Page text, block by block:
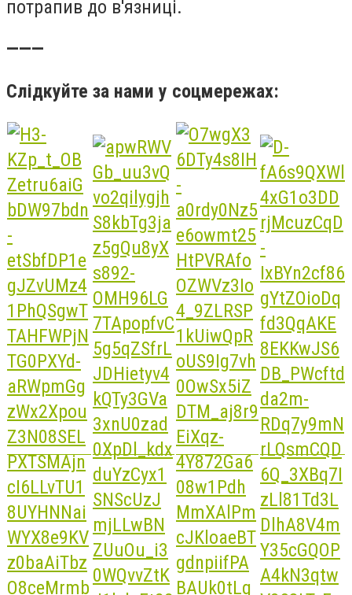
потрапив до в'язниці.
———
Слідкуйте за нами у соцмережах: